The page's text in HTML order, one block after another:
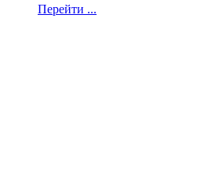
Перейти ...